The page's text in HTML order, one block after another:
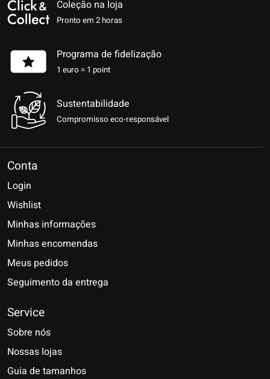
Coleção na loja
Pronto em 2 horas
Programa de fidelização
1 euro = 1 point
Sustentabilidade
Compromisso eco-responsável
Conta
Login
Wishlist
Minhas informações
Minhas encomendas
Meus pedidos
Seguimento da entrega
Service
Sobre nós
Nossas lojas
Guia de tamanhos